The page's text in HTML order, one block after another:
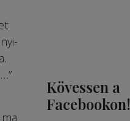
Kövessen a
Facebookon!